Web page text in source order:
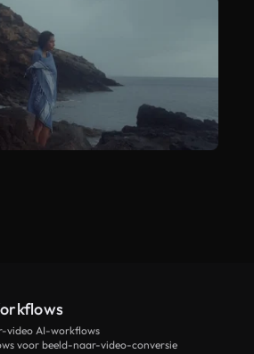
video AI-workflows
voor beeld-naar-video-conversie